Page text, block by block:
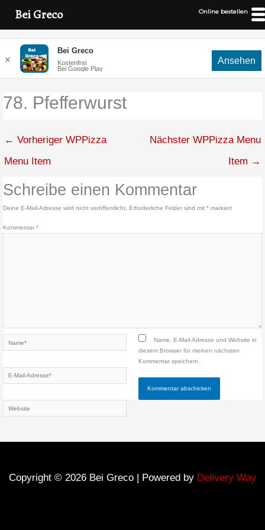
springen
78. Pfefferwurst
← Vorheriger WPPizza
Menu Item
Nächster WPPizza Menu
Item →
Schreibe einen Kommentar
Deine E-Mail-Adresse wird nicht veröffentlicht. Erforderliche Felder sind mit* markiert
Kommentar*
Mail-
Name, E-Mail-Adresse und Website in
diesem Browser für meinen nächsten
Kommentar speichern.
Copyright © 2026 Bei Greco | Powered by Delivery Way
Bei Greco Online bestellen
✕
Bei Greco
Kostenfrei
Bei Google Play
Ansehen